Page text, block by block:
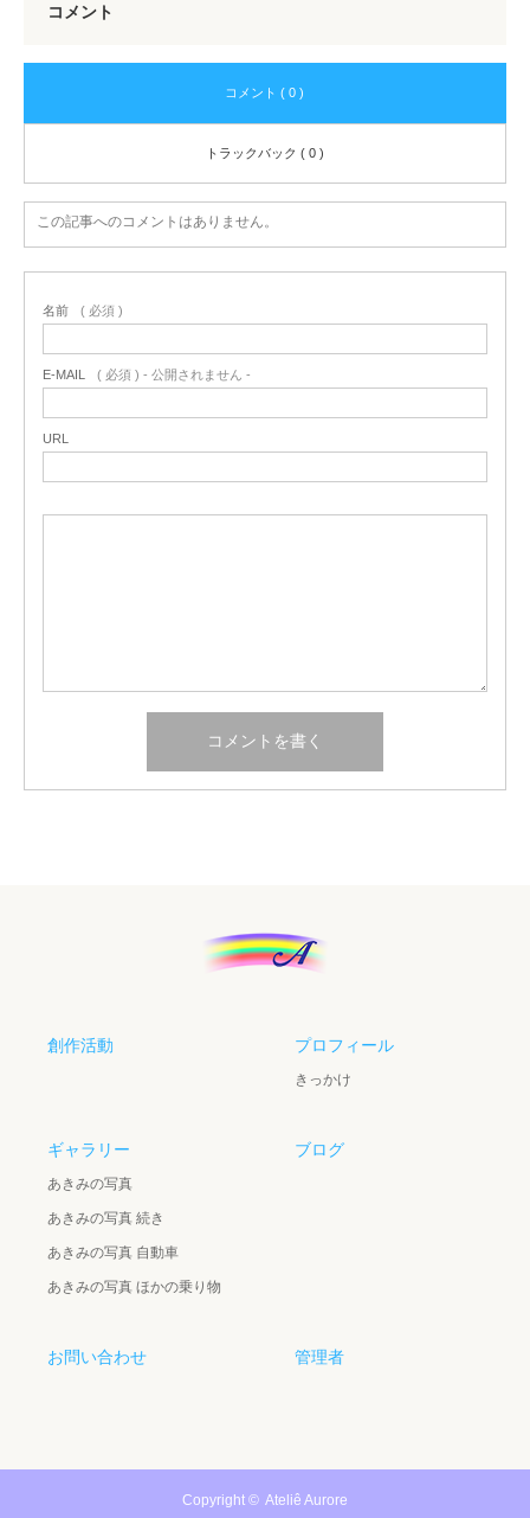
コメント
コメント ( 0 )
トラックバック ( 0 )
この記事へのコメントはありません。
名前 ( 必須 )
E-MAIL ( 必須 ) - 公開されません -
URL
創作活動 プロフィール
きっかけ
ギャラリー
あきみの写真
あきみの写真 続き
あきみの写真 自動車
あきみの写真 ほかの乗り物
ブログ
お問い合わせ 管理者
Copyright © Ateliê Aurore